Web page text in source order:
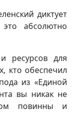
диктует
абсолютно
ресурсов для
кто обеспечил
из «Единой
вы никак не
повинны и